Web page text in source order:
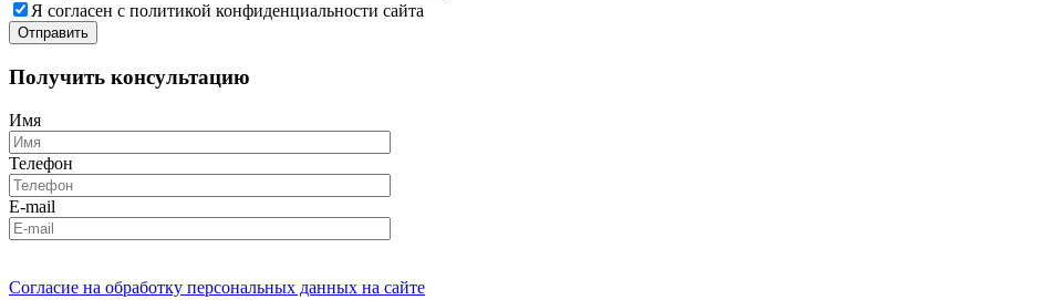
Я согласен с политикой конфиденциальности сайта
Получить консультацию
Имя
Телефон
E-mail
Согласие на обработку персональных данных на сайте